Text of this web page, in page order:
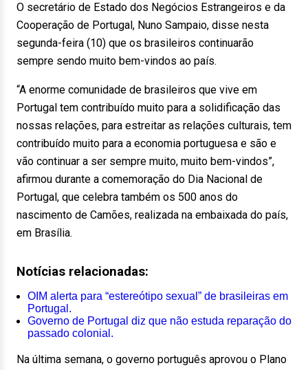
O secretário de Estado dos Negócios Estrangeiros e da
Cooperação de Portugal, Nuno Sampaio, disse nesta
segunda-feira (10) que os brasileiros continuarão
sempre sendo muito bem-vindos ao país.
“A enorme comunidade de brasileiros que vive em
Portugal tem contribuído muito para a solidificação das
nossas relações, para estreitar as relações culturais, tem
contribuído muito para a economia portuguesa e são e
vão continuar a ser sempre muito, muito bem-vindos”,
afirmou durante a comemoração do Dia Nacional de
Portugal, que celebra também os 500 anos do
nascimento de Camões, realizada na embaixada do país,
em Brasília.
Notícias relacionadas:
OIM alerta para “estereótipo sexual” de brasileiras em
Portugal.
Governo de Portugal diz que não estuda reparação do
passado colonial.
Na última semana, o governo português aprovou o Plano